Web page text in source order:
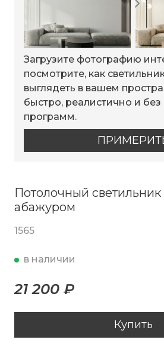
Загрузите фотографию
посмотрите, как
выглядеть в вашем
быстро, реалистично и
программ.
Потолочный
абажуром
1565
в наличии
21 200 ₽
Купить